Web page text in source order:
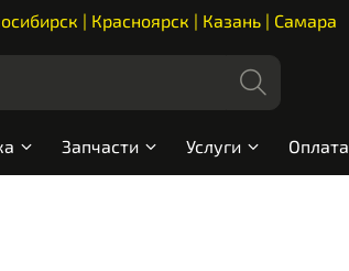
| Красноярск | Казань | Самара
Запчасти Услуги Оплата